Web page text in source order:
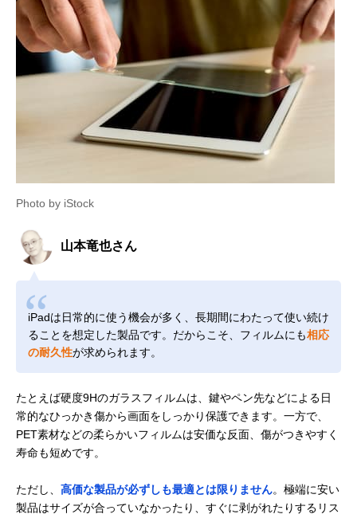
Photo by iStock
山本竜也さん
iPadは日常的に使う機会が多く、長期間にわたって使い続け
ることを想定した製品です。だからこそ、フィルムにも相応
の耐久性が求められます。
たとえば硬度9Hのガラスフィルムは、鍵やペン先などによる日
常的なひっかき傷から画面をしっかり保護できます。一方で、
PET素材などの柔らかいフィルムは安価な反面、傷がつきやすく
寿命も短めです。
ただし、 高価な製品が必ずしも最適とは限りません。極端に安い
製品はサイズが合っていなかったり、すぐに剥がれたりするリス